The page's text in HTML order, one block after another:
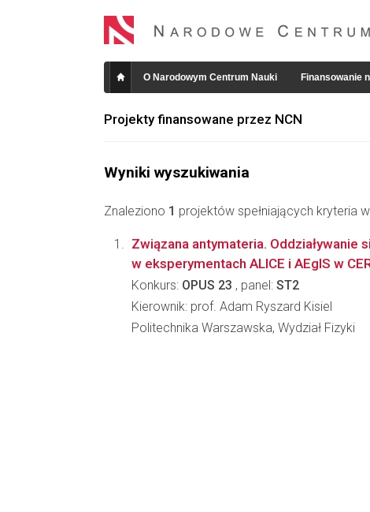
O Narodowym Centrum Nauki Finansowanie
Projekty finansowane przez NCN
Wyniki wyszukiwania
Znaleziono 1 projektów spełniających kryteria
Związana antymateria. Oddziaływanie
w eksperymentach ALICE i AEgIS w
Konkurs: OPUS 23 , panel: ST2
Kierownik: prof. Adam Ryszard Kisiel
Politechnika Warszawska, Wydział Fizyki